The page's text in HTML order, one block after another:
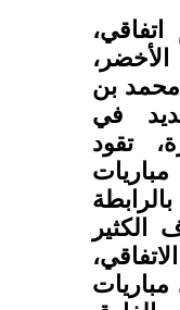
محمد بن
في
تقود
الكثير
مباريات